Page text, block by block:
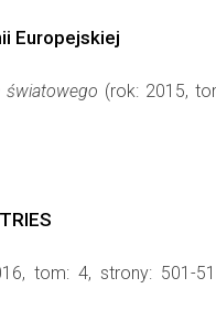
Europejskiej
światowego (rok: 2015,
tom: 4, strony: 501-